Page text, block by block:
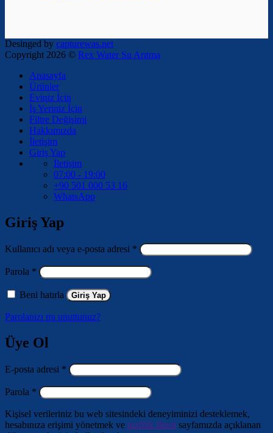
Desinged by capturewas.net
Copyright 2026 © Rex Water Su Arıtma
Anasayfa
Ürünler
Eviniz İçin
İş Yeriniz İçin
Filtre Değişimi
Hakkımızda
İletişim
Giriş Yap
İletişim
07:00 - 19:00
+90 501 000 53 16
WhatsApp
Giriş Yap
Kullanıcı adı veya e-posta adresi * Gerekli
Parola * Gerekli
Beni hatırla Giriş Yap
Parolanızı mı unuttunuz?
Üye Ol
E-posta adresi * Gerekli
Parola * Gerekli
Kişisel verileriniz bu web sitesindeki deneyiminizi desteklemek,
hesabınıza erişimi yönetmek ve gizlilik ilkesi sayfamızda açıklanan